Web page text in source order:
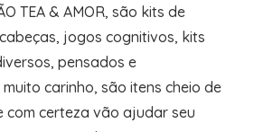
TEA & AMOR, são kits de
jogos cognitivos, kits
pensados e
carinho, são itens cheio de
com certeza vão ajudar seu